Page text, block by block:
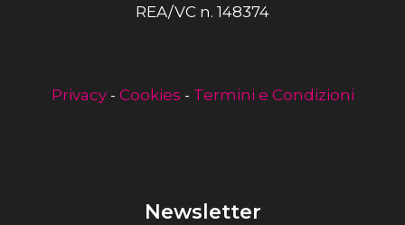
REA/VC n. 148374
Privacy- Cookies - Termini e Condizioni
Newsletter